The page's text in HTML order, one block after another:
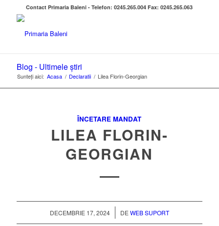
Contact Primaria Baleni - Telefon: 0245.265.004 Fax: 0245.265.063
Blog - Ultimele știri
Sunteți aici: Acasa / Declaratii / Lilea Florin-Georgian
ÎNCETARE MANDAT
LILEA FLORIN-
GEORGIAN
DECEMBRIE 17, 2024
/ DEWEB SUPORT